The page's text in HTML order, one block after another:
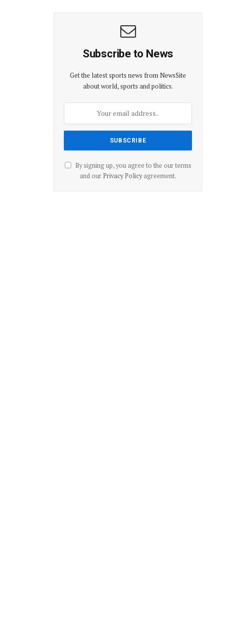
Subscribe to News
Get the latest sports news from NewsSite
about world, sports and politics.
By signing up, you agree to the our terms
and our Privacy Policyagreement.